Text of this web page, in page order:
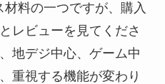
料の一つですが、購入
レビューを見てくださ
地デジ中心、ゲーム中
重視する機能が変わり